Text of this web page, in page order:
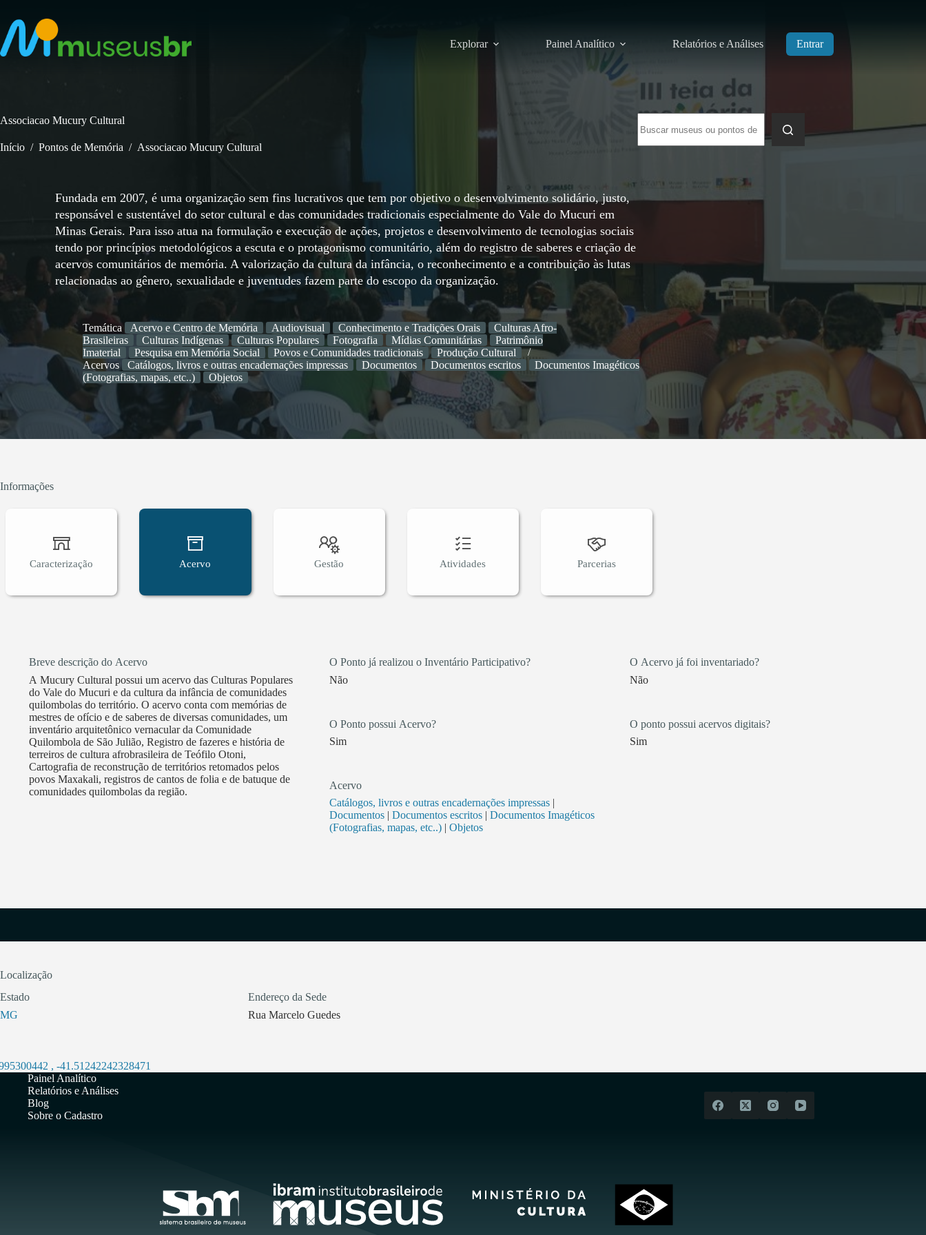
para
conteúdo
Explorar Painel Analítico Relatórios e Análises Entrar
resultados
Associacao Mucury Cultural
Início / Pontos de Memória / Associacao Mucury Cultural
Fundada em 2007, é uma organização sem fins lucrativos que tem por objetivo o desenvolvimento solidário, justo,
responsável e sustentável do setor cultural e das comunidades tradicionais especialmente do Vale do Mucuri em
Minas Gerais. Para isso atua na formulação e execução de ações, projetos e desenvolvimento de tecnologias sociais
tendo por princípios metodológicos a escuta e o protagonismo comunitário, além do registro de saberes e criação de
acervos comunitários de memória. A valorização da cultura da infância, o reconhecimento e a contribuição às lutas
relacionadas ao gênero, sexualidade e juventudes fazem parte do escopo da organização.
Temática Acervo e Centro de Memória Audiovisual Conhecimento e Tradições Orais
Culturas Afro-
Brasileiras
Culturas Indígenas Culturas Populares Fotografia Mídias Comunitárias
Patrimônio
Imaterial
Pesquisa em Memória Social Povos e Comunidades tradicionais
Produção Cultural
Acervos
Catálogos, livros e outras encadernações impressas Documentos Documentos escritos
Documentos Imagéticos
(Fotografias, mapas, etc..)
Objetos
Informações
Caracterização Acervo
Breve descrição do Acervo
A Mucury Cultural possui um acervo das Culturas Populares
do Vale do Mucuri e da cultura da infância de comunidades
quilombolas do território. O acervo conta com memórias de
mestres de ofício e de saberes de diversas comunidades, um
inventário arquitetônico vernacular da Comunidade
Quilombola de São Julião, Registro de fazeres e história de
terreiros de cultura afrobrasileira de Teófilo Otoni,
Cartografia de reconstrução de territórios retomados pelos
povos Maxakali, registros de cantos de folia e de batuque de
comunidades quilombolas da região.
O Ponto já realizou o Inventário Participativo?
Não
O Ponto possui Acervo?
Sim
Acervo
Catálogos, livros e outras encadernações impressas|
Documentos| Documentos escritos| Documentos Imagéticos
(Fotografias, mapas, etc..)| Objetos
O Acervo já foi inventariado?
Não
O ponto possui acervos digitais?
Sim
Gestão Atividades Parcerias
Localização
Estado
MG
Endereço da Sede
Rua Marcelo Guedes
, -41.51242242328471
Painel Analítico
Relatórios e Análises
Blog
Sobre o Cadastro